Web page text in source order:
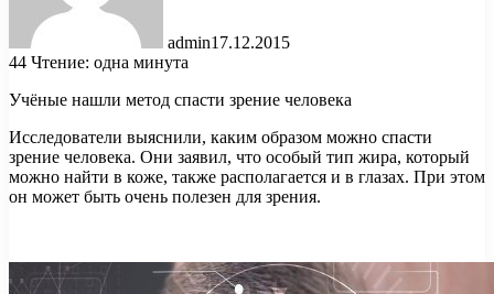
admin17.12.2015
44 Чтение: одна минута
Учёные нашли метод спасти зрение человека
Исследователи выяснили, каким образом можно спасти
зрение человека. Они заявил, что особый тип жира, который
можно найти в коже, также располагается и в глазах. При этом
он может быть очень полезен для зрения.